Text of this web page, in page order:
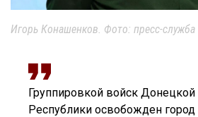
Игорь Конашенков. Фото: пресс-
Группировкой войск
Республики освобожден город